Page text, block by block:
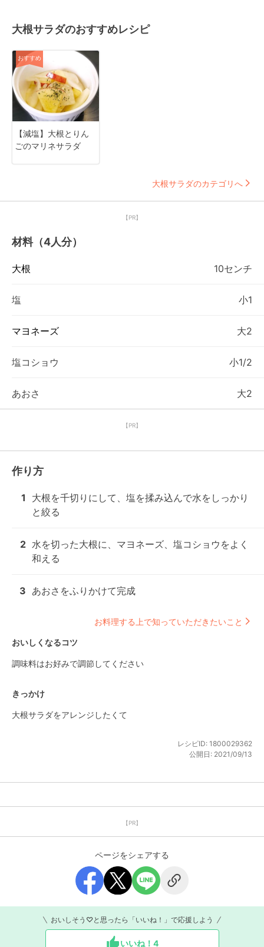
大根サラダのおすすめレシピ
おすすめ
【減塩】大根とりん
ごのマリネサラダ
大根サラダのカテゴリへ
【PR】
材料（4人分）
大根 10センチ
塩 小1
マヨネーズ 大2
塩コショウ 小1/2
あおさ 大2
【PR】
作り方
1
大根を千切りにして、塩を揉み込んで水をしっかり
と絞る
2 水を切った大根に、マヨネーズ、塩コショウをよく
和える
3 あおさをふりかけて完成
お料理する上で知っていただきたいこと
おいしくなるコツ
調味料はお好みで調節してください
きっかけ
大根サラダをアレンジしたくて
レシピID: 1800029362
公開日: 2021/09/13
【PR】
ページをシェアする
おいしそう♡と思ったら「いいね！」で応援しよう
いいね！ 4